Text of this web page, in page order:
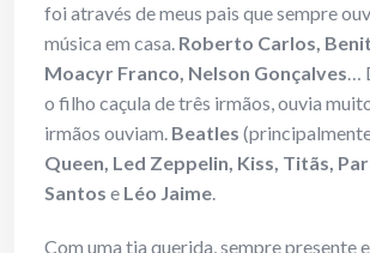
foi através de meus pais que sempre
música em casa. Roberto Carlos,
Moacyr Franco, Nelson Gonçalves…
o filho caçula de três irmãos, ouvia
irmãos ouviam. Beatles
Queen, Led Zeppelin, Kiss, Titãs,
Santos e Léo Jaime.
Com uma tia querida, sempre presente